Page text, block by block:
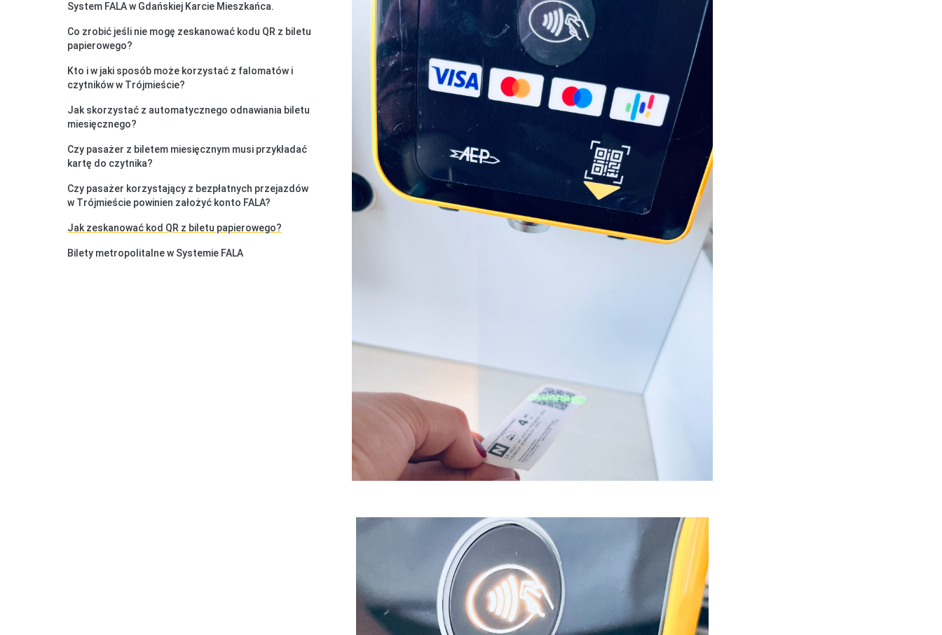
System FALA w Gdańskiej Karcie Mieszkańca.
Co zrobić jeśli nie mogę zeskanować kodu QR z biletu
papierowego?
Kto i w jaki sposób może korzystać z falomatów i
czytników w Trójmieście?
Jak skorzystać z automatycznego odnawiania biletu
miesięcznego?
Czy pasażer z biletem miesięcznym musi przykładać
kartę do czytnika?
Czy pasażer korzystający z bezpłatnych przejazdów
w Trójmieście powinien założyć konto FALA?
Jak zeskanować kod QR z biletu papierowego?
Bilety metropolitalne w Systemie FALA